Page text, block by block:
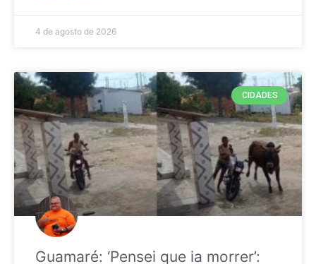
4 de agosto de 2026
CIDADES
Guamaré: ‘Pensei que ia morrer’: